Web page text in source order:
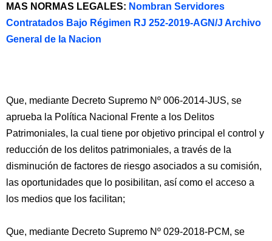
MAS NORMAS LEGALES: Nombran Servidores
Contratados Bajo Régimen RJ 252-2019-AGN/J Archivo
General de la Nacion
Que, mediante Decreto Supremo Nº 006-2014-JUS, se
aprueba la Política Nacional Frente a los Delitos
Patrimoniales, la cual tiene por objetivo principal el control y
reducción de los delitos patrimoniales, a través de la
disminución de factores de riesgo asociados a su comisión,
las oportunidades que lo posibilitan, así como el acceso a
los medios que los facilitan;
Que, mediante Decreto Supremo Nº 029-2018-PCM, se